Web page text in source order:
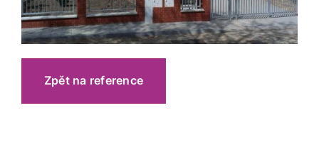
Zpět na reference